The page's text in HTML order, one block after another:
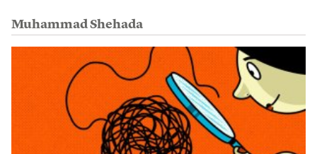
Muhammad Shehada